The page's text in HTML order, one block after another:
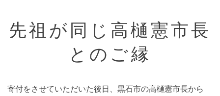
先祖が同じ高樋憲市長
とのご縁
寄付をさせていただいた後日、黒石市の高樋憲市長から